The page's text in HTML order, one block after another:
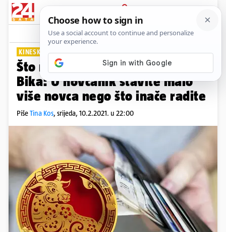
PRIJAVA
Lifestyle Komentari
KINESKA NOVA GODINA
Što nam sve donosi godina
Bika: U novčanik stavite malo
više novca nego što inače radite
PišeTina Kos, srijeda, 10.2.2021. u 22:00